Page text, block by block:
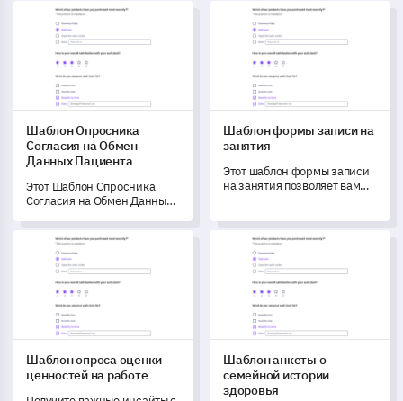
Шаблон Опросника Согласия на Обмен Данных Пациента
Шаблон Опросника
Согласия на Обмен
Данных Пациента
Этот Шаблон Опросника
Согласия на Обмен Данных
понять взгляды пациентов
на конфиденциальность
данных и обмен ими.
Шаблон формы записи на
Шаблон формы записи на
занятия
Этот шаблон формы записи
на занятия позволяет вам
моменты, которые они
учитывают при выборе
курса.
Шаблон опроса оценки ценностей на работе
Шаблон опроса оценки
ценностей на работе
Шаблон анкеты о семейной
Шаблон анкеты о
семейной истории
здоровья